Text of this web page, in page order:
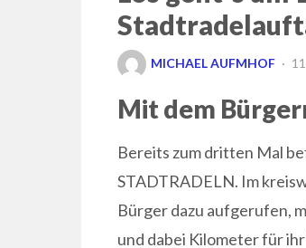
MICHAEL AUFMHOF
Mit dem
Bereits zum dritten Mal
STADTRADELN. Im
Bürger dazu aufgerufen,
und dabei Kilometer für